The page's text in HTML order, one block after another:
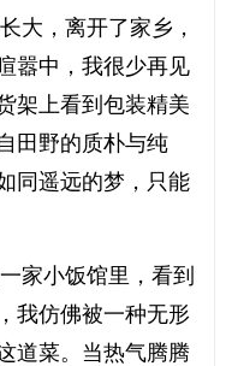
大，离开了家乡，
嚣中，我很少再见
架上看到包装精美
田野的质朴与纯
同遥远的梦，只能
家小饭馆里，看到
我仿佛被一种无形
道菜。当热气腾腾